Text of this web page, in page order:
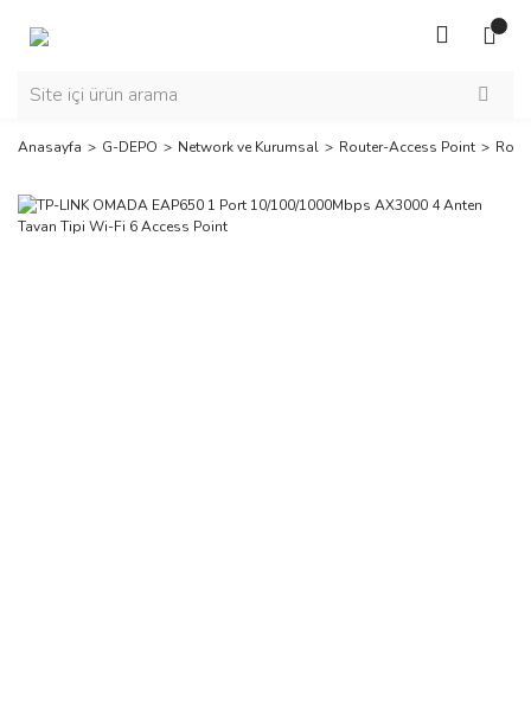
Anasayfa G-DEPO Network ve Kurumsal Router-Access Point